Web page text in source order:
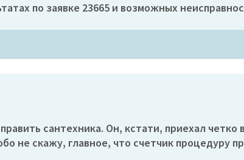
по заявке 23665 и возможных
сантехника. Он, кстати, приехал четко
не скажу, главное, что счетчик процедуру